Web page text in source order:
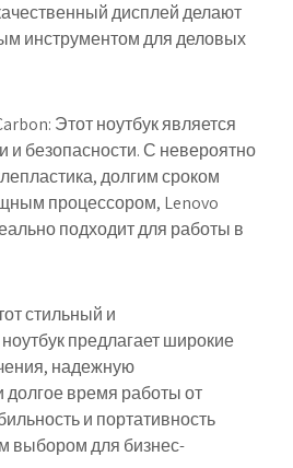
дисплей делают
инструментом для деловых
Этот ноутбук является
безопасности. С невероятно
долгим сроком
процессором, Lenovo
подходит для работы в
стильный и
предлагает широкие
надежную
долгое время работы от
и портативность
выбором для бизнес-